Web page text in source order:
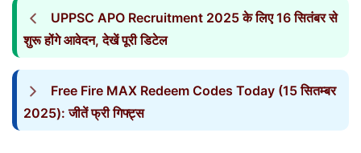
UPPSC APO Recruitment 2025 के लिए 16 सितंबर से
शुरू होंगे आवेदन, देखें पूरी डिटेल
Free Fire MAX Redeem Codes Today (15 सितम्बर
2025): जीतें फ्री गिफ्ट्स